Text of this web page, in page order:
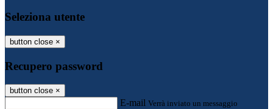
Seleziona utente
button close ×
Recupero password
button close ×
E-mail Verrà inviato un messaggio